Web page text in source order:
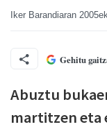
Iker Barandiaran
Gehitu
Abuztu
martitzen eta